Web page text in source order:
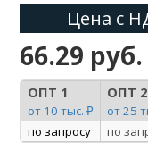
Цена с
66.29 руб.
ОПТ 1
от 10 тыс. ₽
ОПТ 2
от 25
по запросу
по